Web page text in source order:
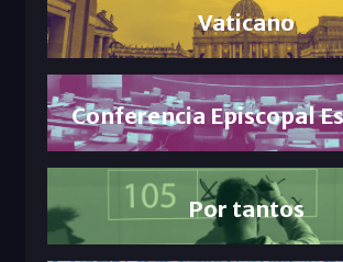
Vaticano
Conferencia Episcopal
Por tantos